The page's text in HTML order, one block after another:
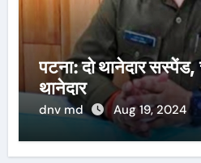
पटना: दो थानेदार सस्पेंड,
थानेदार
dnv md Aug 19, 2024